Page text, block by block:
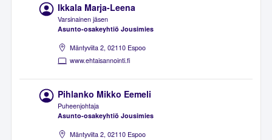
Ikkala Marja-Leena
Varsinainen jäsen
Asunto-osakeyhtiö Jousimies
Mäntyviita 2, 02110 Espoo
www.ehtaisannointi.fi
Pihlanko Mikko Eemeli
Puheenjohtaja
Asunto-osakeyhtiö Jousimies
Mäntyviita 2, 02110 Espoo